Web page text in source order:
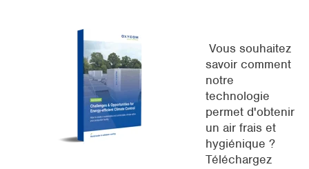
Vous souhaitez
savoir comment
notre
technologie
permet d'obtenir
un air frais et
hygiénique ?
Téléchargez